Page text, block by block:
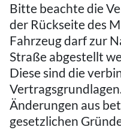
Bitte beachte die
der Rückseite des
Fahrzeug darf zur
Straße abgestellt
Diese sind die
Änderungen aus
gesetzlichen